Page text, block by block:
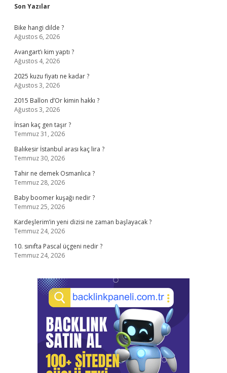
Sidebar
Son Yazılar
Bike hangi dilde ?
Ağustos 6, 2026
Avangart’ı kim yaptı ?
Ağustos 4, 2026
2025 kuzu fiyatı ne kadar ?
Ağustos 3, 2026
2015 Ballon d’Or kimin hakkı ?
Ağustos 3, 2026
İnsan kaç gen taşır ?
Temmuz 31, 2026
Balıkesir İstanbul arası kaç lira ?
Temmuz 30, 2026
Tahir ne demek Osmanlıca ?
Temmuz 28, 2026
Baby boomer kuşağı nedir ?
Temmuz 25, 2026
Kardeşlerim’in yeni dizisi ne zaman başlayacak ?
Temmuz 24, 2026
10. sınıfta Pascal üçgeni nedir ?
Temmuz 24, 2026